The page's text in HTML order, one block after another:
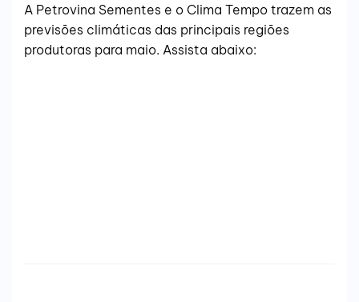
A Petrovina Sementes e o Clima Tempo trazem as
previsões climáticas das principais regiões
produtoras para maio. Assista abaixo: